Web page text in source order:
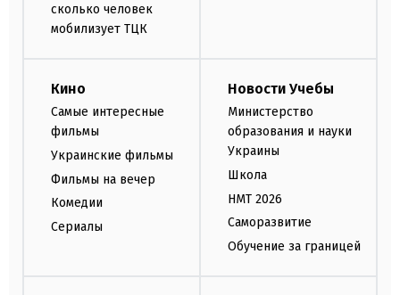
сколько человек
мобилизует ТЦК
Кино
Самые интересные
фильмы
Украинские фильмы
Фильмы на вечер
Комедии
Сериалы
Новости Учебы
Министерство
образования и науки
Украины
Школа
НМТ 2026
Саморазвитие
Обучение за границей